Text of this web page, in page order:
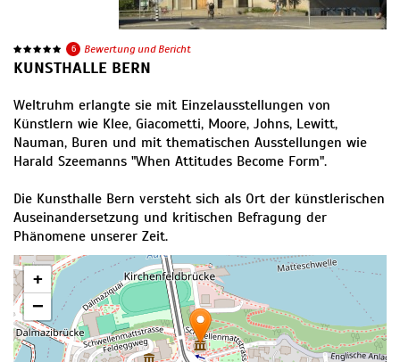
6 Bewertung und Bericht
KUNSTHALLE BERN
Weltruhm erlangte sie mit Einzelausstellungen von
Künstlern wie Klee, Giacometti, Moore, Johns, Lewitt,
Nauman, Buren und mit thematischen Ausstellungen wie
Harald Szeemanns "When Attitudes Become Form".
Die Kunsthalle Bern versteht sich als Ort der künstlerischen
Auseinandersetzung und kritischen Befragung der
Phänomene unserer Zeit.
+
−